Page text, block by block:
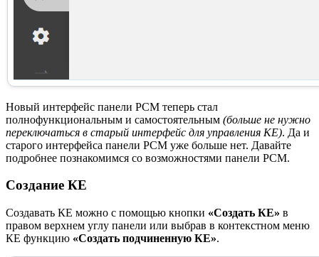
Новый интерфейс панели РСМ теперь стал
полнофункциональным и самостоятельным (больше не нужно
переключаться в старый интерфейс для управления КЕ). Да и
старого интерфейса панели РСМ уже больше нет. Давайте
подробнее познакомимся со возможностями панели РСМ.
Создание КЕ
Создавать КЕ можно с помощью кнопки «Создать КЕ» в
правом верхнем углу панели или выбрав в контекстном меню
КЕ функцию «Создать подчиненную КЕ».